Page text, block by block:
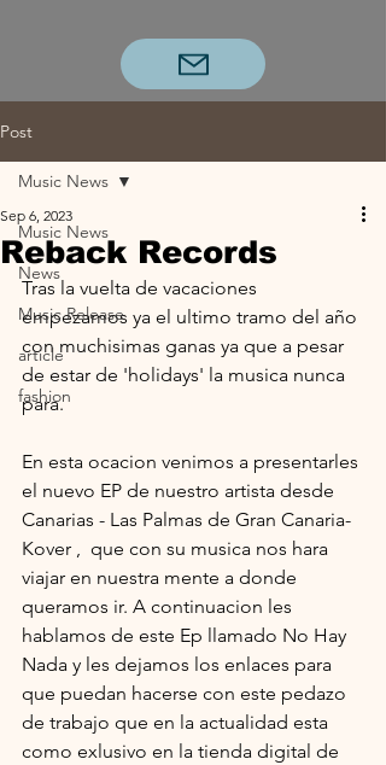
Post
Music News
News
Music Release
article
fashion
Music News
Reback Records
Sep 6, 2023
Tras la vuelta de vacaciones
empezamos ya el ultimo tramo del año
con muchisimas ganas ya que a pesar
de estar de 'holidays' la musica nunca
para.
En esta ocacion venimos a presentarles
el nuevo EP de nuestro artista desde
Canarias - Las Palmas de Gran Canaria-
Kover ,  que con su musica nos hara
viajar en nuestra mente a donde
queramos ir. A continuacion les
hablamos de este Ep llamado No Hay
Nada y les dejamos los enlaces para
que puedan hacerse con este pedazo
de trabajo que en la actualidad esta
como exlusivo en la tienda digital de